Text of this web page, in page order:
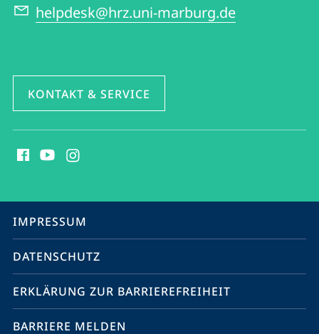
helpdesk@hrz.uni-marburg.de
KONTAKT & SERVICE
Media
Service-
Navigation
IMPRESSUM
DATENSCHUTZ
ERKLÄRUNG ZUR BARRIEREFREIHEIT
BARRIERE MELDEN